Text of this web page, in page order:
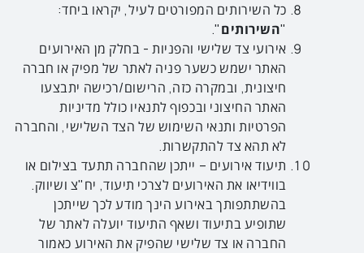
כל השירותים המפורטים לעיל, יקראו ביחד:
"השירותים".
אירועי צד שלישי והפניות - בחלק מן האירועים
האתר ישמש כשער פניה לאתר של מפיק או חברה
חיצונית, ובמקרה כזה, הרישום/רכישה יתבצעו
האתר החיצוני ובכפוף לתנאיו כולל מדיניות
הפרטיות ותנאי השימוש של הצד השלישי, והחברה
לא תהא צד להתקשרות.
תיעוד אירועים – ייתכן שהחברה תתעד בצילום או
בווידיאו את האירועים לצרכי תיעוד, יח"צ ושיווק.
בהשתתפותך באירוע הינך מודע לכך שייתכן
שתופיע בתיעוד ושאף התיעוד יועלה לאתר של
החברה או צד שלישי שהפיק את האירוע כאמור